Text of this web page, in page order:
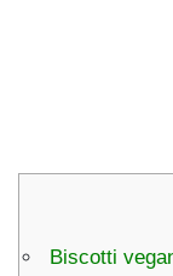
Biscotti